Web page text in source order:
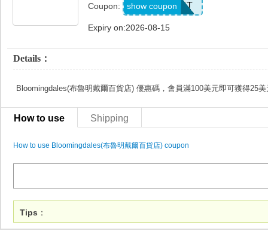
Coupon: LOYALLIST
show coupon
Expiry on:2026-08-15
Details：
Bloomingdales(布魯明戴爾百貨店) 優惠碼，會員滿100美元即可獲得25
How to use Shipping
How to use Bloomingdales(布魯明戴爾百貨店) coupon
Tips ：